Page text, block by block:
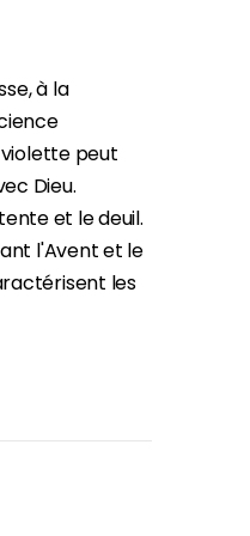
à la
peut
Dieu.
et le deuil.
l'Avent et le
les